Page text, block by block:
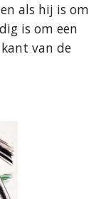
als hij is om
is om een
van de